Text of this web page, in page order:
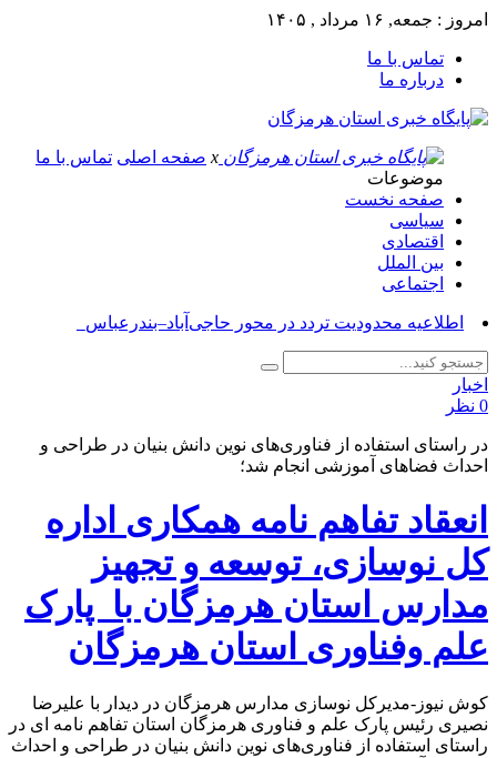
امروز : جمعه, ۱۶ مرداد , ۱۴۰۵
تماس با ما
درباره ما
x صفحه اصلی تماس با ما
موضوعات
صفحه نخست
سیاسی
اقتصادی
بین الملل
اجتماعی
آس_
اخبار
0 نظر
در راستای استفاده از فناوری‌های نوین دانش بنیان در طراحی و
احداث فضاهای آموزشی انجام شد؛
انعقاد تفاهم نامه همکاری اداره
کل نوسازی، توسعه و تجهیز
مدارس استان هرمزگان با پارک
علم وفناوری استان هرمزگان
کوش نیوز-مدیرکل نوسازی مدارس هرمزگان در دیدار با علیرضا
نصیری رئیس پارک علم و فناوری هرمزگان استان تفاهم نامه ای در
راستای استفاده از فناوری‌های نوین دانش بنیان در طراحی و احداث